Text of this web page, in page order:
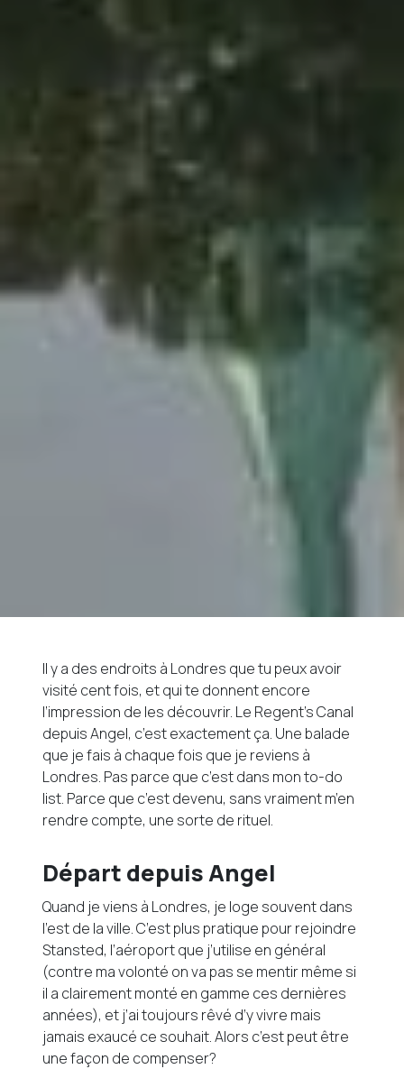
Il y a des endroits à Londres que tu peux avoir
visité cent fois, et qui te donnent encore
l’impression de les découvrir. Le Regent’s Canal
depuis Angel, c’est exactement ça. Une balade
que je fais à chaque fois que je reviens à
Londres. Pas parce que c’est dans mon to-do
list. Parce que c’est devenu, sans vraiment m’en
rendre compte, une sorte de rituel.
Départ depuis Angel
Quand je viens à Londres, je loge souvent dans
l’est de la ville. C’est plus pratique pour rejoindre
Stansted, l’aéroport que j’utilise en général
(contre ma volonté on va pas se mentir même si
il a clairement monté en gamme ces dernières
années), et j’ai toujours rêvé d’y vivre mais
jamais exaucé ce souhait. Alors c’est peut être
une façon de compenser?